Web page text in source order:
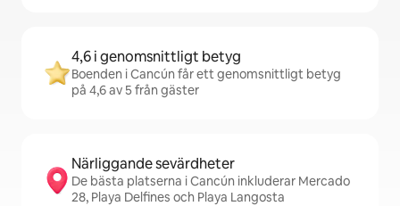
4,6 i genomsnittligt betyg
Boenden i Cancún får ett genomsnittligt betyg
på 4,6 av 5 från gäster
Närliggande sevärdheter
De bästa platserna i Cancún inkluderar Mercado
28, Playa Delfines och Playa Langosta